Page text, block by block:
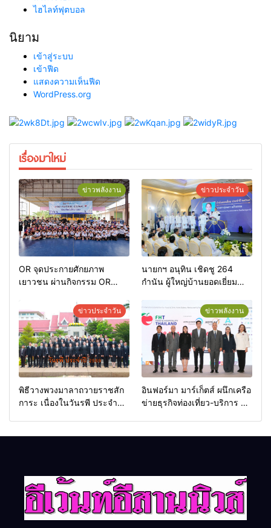
ไฮไลท์ฟุตบอล
นิยาม
เข้าสู่ระบบ
เข้าฟีด
แสดงความเห็นฟีด
WordPress.org
เรื่องมาใหม่
ข่าวพลังงาน
OR จุดประกายศักยภาพ
เยาวชน ผ่านกิจกรรม OR
ข่าวประจำวัน
นายกฯ อนุทิน เชิดชู 264
กำนัน ผู้ใหญ่บ้านยอดเยี่ยม
เกียรติยศแห่งการเสียสละ”
ข่าวประจำวัน
พิธีวางพวงมาลาถวายราชสัก
การะ เนื่องในวันรพี ประจำปี
ข่าวพลังงาน
อินฟอร์มา มาร์เก็ตส์ ผนึกเครือ
ข่ายธุรกิจท่องเที่ยว-บริการ จัด